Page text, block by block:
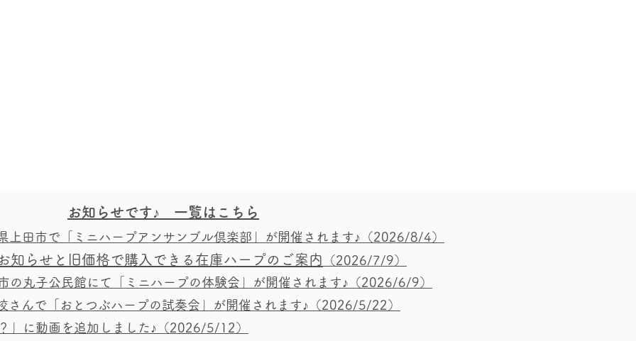
お知らせです♪ 一覧はこちら
上田市で「ミニハープアンサンブル倶楽部」が開催されます♪ （2026/8/4）
知らせと旧価格で購入できる在庫ハープのご案内
（2026/7/9）
の丸子公民館にて「ミニハープの体験会」が開催されます♪ （2026/6/9）
んで「おとつぶハープの試奏会」が開催されます♪ （2026/5/22）
」に動画を追加しました♪ （2026/5/12）